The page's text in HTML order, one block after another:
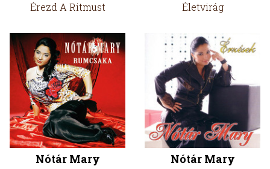
Érezd A Ritmust Életvirág
Nótár Mary Nótár Mary